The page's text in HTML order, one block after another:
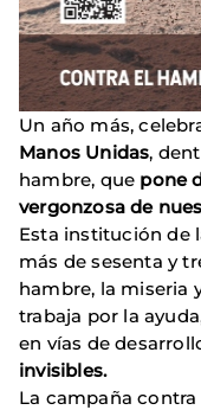
Un año más,
Manos Unidas,
hambre, que pone
vergonzosa de
Esta institución de
más de sesenta y
hambre, la miseria
trabaja por la
en vías de
invisibles.
La campaña